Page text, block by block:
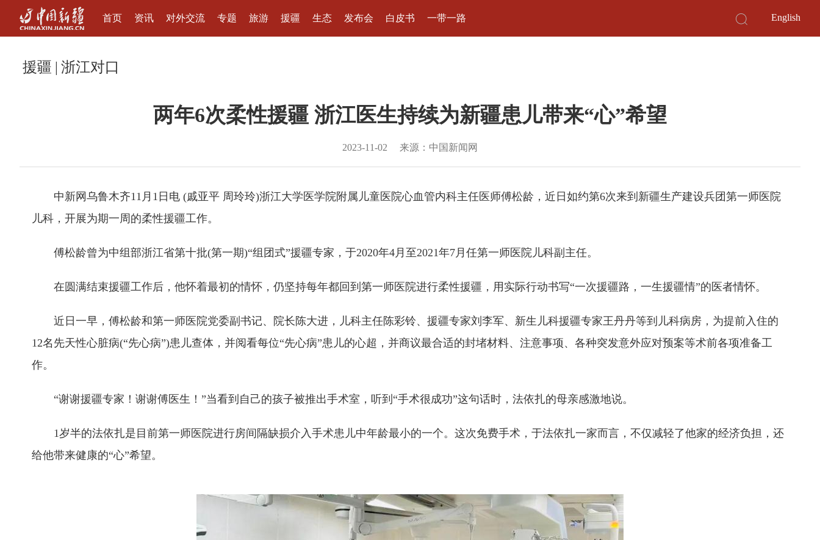
首页 资讯 对外交流 专题 旅游 援疆 生态 发布会 白皮书 一带一路 English
援疆 | 浙江对口
两年6次柔性援疆 浙江医生持续为新疆患儿带来“心”希望
2023-11-02 来源：中国新闻网
中新网乌鲁木齐11月1日电 (戚亚平 周玲玲)浙江大学医学院附属儿童医院心血管内科主任医师傅松龄，近日如约第6次来到新疆生产建设兵团第一师医院
儿科，开展为期一周的柔性援疆工作。
傅松龄曾为中组部浙江省第十批(第一期)“组团式”援疆专家，于2020年4月至2021年7月任第一师医院儿科副主任。
在圆满结束援疆工作后，他怀着最初的情怀，仍坚持每年都回到第一师医院进行柔性援疆，用实际行动书写“一次援疆路，一生援疆情”的医者情怀。
近日一早，傅松龄和第一师医院党委副书记、院长陈大进，儿科主任陈彩铃、援疆专家刘李军、新生儿科援疆专家王丹丹等到儿科病房，为提前入住的
12名先天性心脏病(“先心病”)患儿查体，并阅看每位“先心病”患儿的心超，并商议最合适的封堵材料、注意事项、各种突发意外应对预案等术前各项准备工
作。
“谢谢援疆专家！谢谢傅医生！”当看到自己的孩子被推出手术室，听到“手术很成功”这句话时，法依扎的母亲感激地说。
1岁半的法依扎是目前第一师医院进行房间隔缺损介入手术患儿中年龄最小的一个。这次免费手术，于法依扎一家而言，不仅减轻了他家的经济负担，还
给他带来健康的“心”希望。